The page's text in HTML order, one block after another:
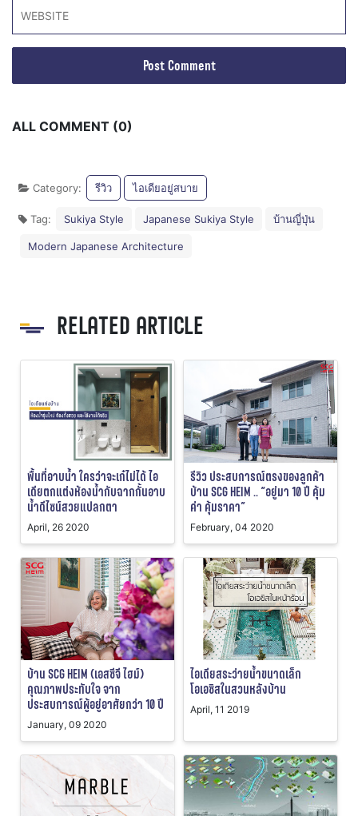
ALL COMMENT (0)
Category: รีวิว ไอเดียอยู่สบาย
Tag: Sukiya Style Japanese Sukiya Style บ้านญี่ปุ่น
Modern Japanese Architecture
RELATED ARTICLE
พื้นที่อาบน้ำ ใครว่าจะเก๋ไม่ได้ ไอ
เดียตกแต่งห้องน้ำกับฉากกั้นอาบ
น้ำดีไซน์สวยแปลกตา
April, 26 2020
รีวิว ประสบการณ์ตรงของลูกค้า
บ้าน SCG HEIM .. “อยู่มา 10 ปี คุ้ม
ค่า คุ้มราคา”
February, 04 2020
บ้าน SCG HEIM (เอสซีจี ไฮม์)
คุณภาพประทับใจ จาก
ประสบการณ์ผู้อยู่อาศัยกว่า 10 ปี
January, 09 2020
ไอเดียสระว่ายน้ำขนาดเล็ก
โอเอซิสในสวนหลังบ้าน
April, 11 2019